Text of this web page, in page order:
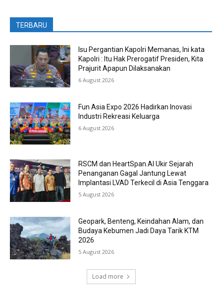
TERBARU
Isu Pergantian Kapolri Memanas, Ini kata
Kapolri : Itu Hak Prerogatif Presiden, Kita
Prajurit Apapun Dilaksanakan
6 August 2026
Fun Asia Expo 2026 Hadirkan Inovasi
Industri Rekreasi Keluarga
6 August 2026
RSCM dan HeartSpan.AI Ukir Sejarah
Penanganan Gagal Jantung Lewat
Implantasi LVAD Terkecil di Asia Tenggara
5 August 2026
Geopark, Benteng, Keindahan Alam, dan
Budaya Kebumen Jadi Daya Tarik KTM
2026
5 August 2026
Load more